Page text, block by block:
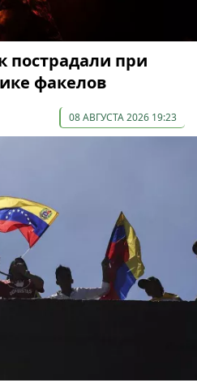
пострадали при
факелов
08 АВГУСТА 2026 19:23